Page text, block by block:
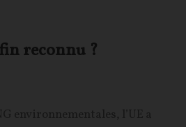
reconnu ?